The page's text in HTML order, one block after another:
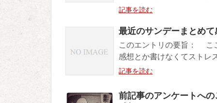
記事を読む
最近のサンデーまとめ
このエントリの要旨： こ
感想とか書けなくてストレ
記事を読む
前記事のアンケートへ